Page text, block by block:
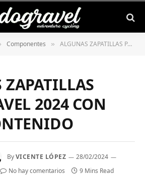
Componentes » ALGUNAS ZAPATILLAS PARA GRAVEL 2024 CON COSTE CONTENIDO
2024 CON
ByVICENTE LÓPEZ
28/02/2024
No hay comentarios 9 Mins Read